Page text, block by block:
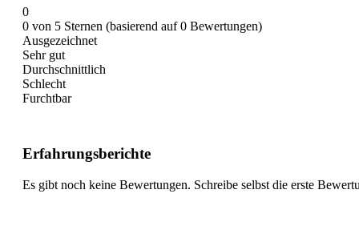
0
0 von 5 Sternen (basierend auf 0 Bewertungen)
Ausgezeichnet
Sehr gut
Durchschnittlich
Schlecht
Furchtbar
Erfahrungsberichte
Es gibt noch keine Bewertungen. Schreibe selbst die erste